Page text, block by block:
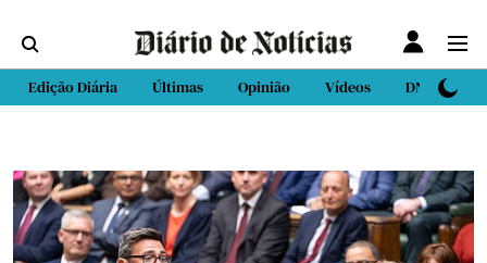
Edição Diária Últimas Opinião Vídeos DN Sport